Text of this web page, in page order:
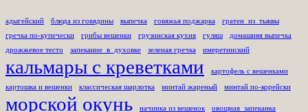
адыгейский блюда из говядины выпечка говяжья поджарка
гратен_из_тыквы
гречка по-купечески
грибы вешенки грузинская кухня гуляш
домашняя выпечка
дрожжевое тесто
запекание_в_духовке зеленая гречка имеретинский
кальмары с креветками картофель с вешенками
картошка и вешенки классическая шарлотка минтай жареный минтай по-корейски
морской окунь начинка из вешенок овощная_запеканка